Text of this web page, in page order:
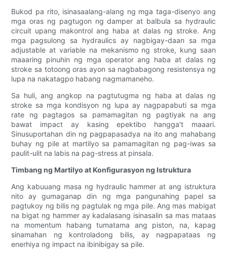
Bukod pa rito, isinasaalang-alang ng mga taga-disenyo ang
mga oras ng pagtugon ng damper at balbula sa hydraulic
circuit upang makontrol ang haba at dalas ng stroke. Ang
mga pagsulong sa hydraulics ay nagbigay-daan sa mga
adjustable at variable na mekanismo ng stroke, kung saan
maaaring pinuhin ng mga operator ang haba at dalas ng
stroke sa totoong oras ayon sa nagbabagong resistensya ng
lupa na nakatagpo habang nagmamaneho.
Sa huli, ang angkop na pagtutugma ng haba at dalas ng
stroke sa mga kondisyon ng lupa ay nagpapabuti sa mga
rate ng pagtagos sa pamamagitan ng pagtiyak na ang
bawat impact ay kasing epektibo hangga't maaari.
Sinusuportahan din ng pagpapasadya na ito ang mahabang
buhay ng pile at martilyo sa pamamagitan ng pag-iwas sa
paulit-ulit na labis na pag-stress at pinsala.
Timbang ng Martilyo at Konfigurasyon ng Istruktura
Ang kabuuang masa ng hydraulic hammer at ang istruktura
nito ay gumaganap din ng mga pangunahing papel sa
pagtukoy ng bilis ng pagtulak ng mga pile. Ang mas mabigat
na bigat ng hammer ay kadalasang isinasalin sa mas mataas
na momentum habang tumatama ang piston, na, kapag
sinamahan ng kontroladong bilis, ay nagpapataas ng
enerhiya ng impact na ibinibigay sa pile.